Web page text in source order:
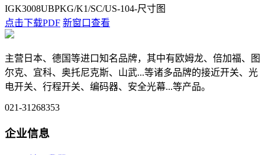
点击下载PDF 新窗口查看
主营日本、德国等进口知名品牌，其中有欧姆龙、倍加福、图
尔克、宜科、奥托尼克斯、山武...等诸多品牌的接近开关、光
电开关、行程开关、编码器、安全光幕...等产品。
021-31268353
企业信息